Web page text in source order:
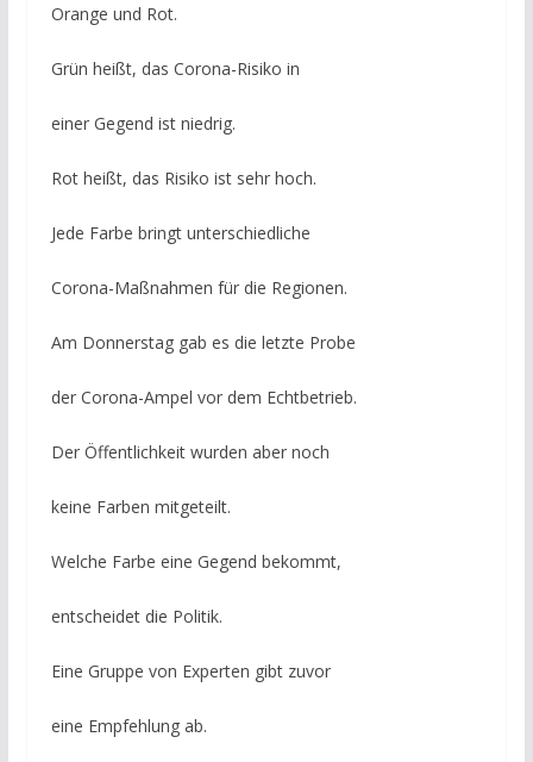
Orange und Rot.
Grün heißt, das Corona-Risiko in
einer Gegend ist niedrig.
Rot heißt, das Risiko ist sehr hoch.
Jede Farbe bringt unterschiedliche
Corona-Maßnahmen für die Regionen.
Am Donnerstag gab es die letzte Probe
der Corona-Ampel vor dem Echtbetrieb.
Der Öffentlichkeit wurden aber noch
keine Farben mitgeteilt.
Welche Farbe eine Gegend bekommt,
entscheidet die Politik.
Eine Gruppe von Experten gibt zuvor
eine Empfehlung ab.